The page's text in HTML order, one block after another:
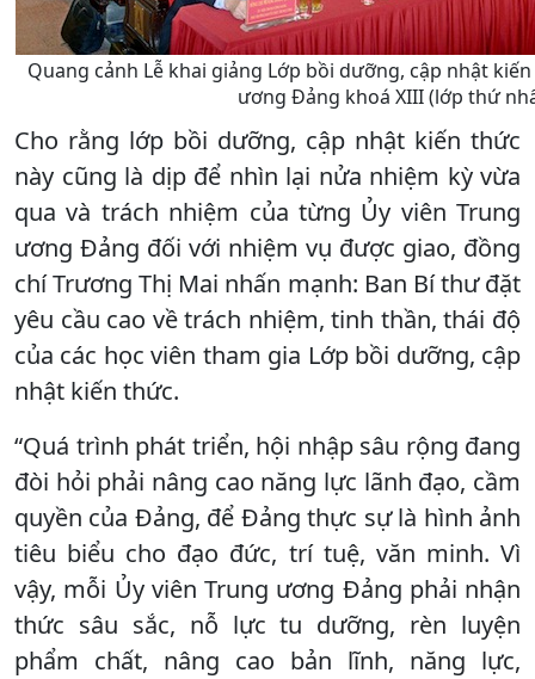
Quang cảnh Lễ khai giảng Lớp bồi dưỡng, cập nhật
ương Đảng khoá XIII (lớp thứ
Cho rằng lớp bồi dưỡng, cập nhật kiến thức
này cũng là dịp để nhìn lại nửa nhiệm kỳ vừa
qua và trách nhiệm của từng Ủy viên Trung
ương Đảng đối với nhiệm vụ được giao, đồng
chí Trương Thị Mai nhấn mạnh: Ban Bí thư đặt
yêu cầu cao về trách nhiệm, tinh thần, thái độ
của các học viên tham gia Lớp bồi dưỡng, cập
nhật kiến thức.
“Quá trình phát triển, hội nhập sâu rộng đang
đòi hỏi phải nâng cao năng lực lãnh đạo, cầm
quyền của Đảng, để Đảng thực sự là hình ảnh
tiêu biểu cho đạo đức, trí tuệ, văn minh. Vì
vậy, mỗi Ủy viên Trung ương Đảng phải nhận
thức sâu sắc, nỗ lực tu dưỡng, rèn luyện
phẩm chất, nâng cao bản lĩnh, năng lực,